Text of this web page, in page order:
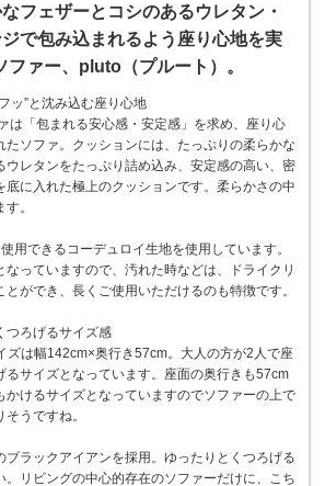
フェザーとコシのあるウレタン・
で包み込まれるよう座り心地を実
ファー、pluto（プルート）。
ッ”と沈み込む座り心地
は「包まれる安心感・安定感」を求め、座り心
たソファ。クッションには、たっぷりの柔らかな
ウレタンをたっぷり詰め込み、安定感の高い、密
底に入れた極上のクッションです。柔らかさの中
。
用できるコーデュロイ生地を使用しています。
なっていますので、汚れた時などは、ドライクリ
ができ、長くご使用いただけるのも特徴です。
つろげるサイズ感
ズは幅142cm×奥行き57cm。大人の方が2人で座
るサイズとなっています。座面の奥行きも57cm
かけるサイズとなっていますのでソファーの上で
うですね。
ブラックアイアンを採用。ゆったりとくつろげる
。リビングの中心的存在のソファーだけに、こち